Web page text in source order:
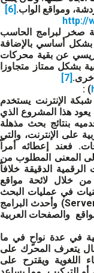
ومواقع الواب.
http://
صخر لبرامج الحاسب
بشكل أساسي بالإضافة
عن بقية محركات
بشكل ممتاز متجاوزا
) :
الإنترنت يستخدم
يعود هذا المشروع الذي
بنتائج بحث مذهلة
على الإنترنت، والتي
فعند إعطائه أمراً
المعنى المطلوب من
الدقيقة خلافاً
من خلال لائحة مواقع
في عمليات البحث
من خلال استخدامه لمئات أجهزة الخوادم (Servers) وأحدث البرامج
والصفحات العربية
في عدة نواحٍ في ما
يتعرف المحرك على
اللغوية ويقترح على